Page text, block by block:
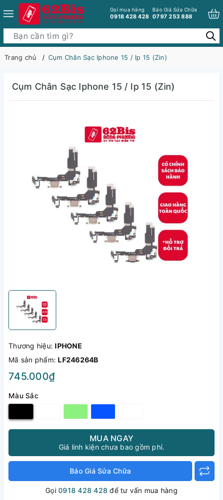
Gọi mua hàng
0918 428 428
Báo Giá Sửa Chữa
0797 253 888
Trang chủ Cụm Chân Sạc Iphone 15 / Ip 15 (Zin)
Cụm Chân Sạc Iphone 15 / Ip 15 (Zin)
Thương hiệu:IPHONE
Mã sản phẩm:LF246264B
745.000₫
Màu Sắc
MUA NGAY
Giá linh kiện chưa bao gồm phí.
Báo Giá Sửa Chữa
Gọi0918 428 428 để tư vấn mua hàng